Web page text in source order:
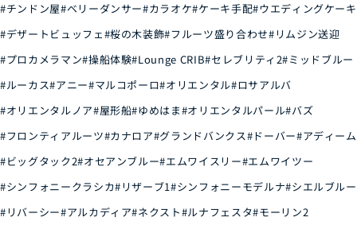
#チンドン屋#ベリーダンサー#カラオケ#ケーキ手配#ウエディングケーキ
#デザートビュッフェ#桜の木装飾#フルーツ盛り合わせ#リムジン送迎
#プロカメラマン#操船体験#Lounge CRIB#セレブリティ2#ミッドブルー
#ルーカス#アニー#マルコポーロ#オリエンタル#ロサアルバ
#オリエンタルノア#屋形船#ゆめはま#オリエンタルパール#バズ
#フロンティアルーツ#カナロア#グランドバンクス#ドーバー#アディーム
#ビッグタック2#オセアンブルー#エムワイスリー#エムワイツー
#シンフォニークラシカ#リザーブ1#シンフォニーモデルナ#シエルブルー
#リバーシー#アルカディア#ネクスト#ルナフェスタ#モーリン2